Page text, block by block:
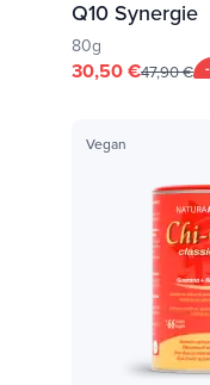
Q10 Synergie
80g
30,50 €47,90 €
Vegan